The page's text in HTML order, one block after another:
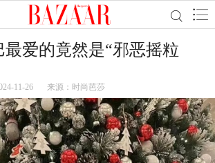
爱的竟然是“邪恶摇粒
11-26 来源：时尚芭莎